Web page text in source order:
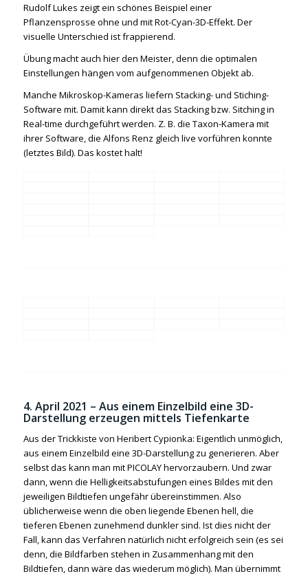
Rudolf Lukes zeigt ein schönes Beispiel einer
Pflanzensprosse ohne und mit Rot-Cyan-3D-Effekt. Der
visuelle Unterschied ist frappierend.
Übung macht auch hier den Meister, denn die optimalen
Einstellungen hängen vom aufgenommenen Objekt ab.
Manche Mikroskop-Kameras liefern Stacking- und Stiching-
Software mit. Damit kann direkt das Stacking bzw. Sitching in
Real-time durchgeführt werden. Z. B. die Taxon-Kamera mit
ihrer Software, die Alfons Renz gleich live vorführen konnte
(letztes Bild). Das kostet halt!
4. April 2021 – Aus einem Einzelbild eine 3D-
Darstellung erzeugen mittels Tiefenkarte
Aus der Trickkiste von Heribert Cypionka: Eigentlich unmöglich,
aus einem Einzelbild eine 3D-Darstellung zu generieren. Aber
selbst das kann man mit PICOLAY hervorzaubern. Und zwar
dann, wenn die Helligkeitsabstufungen eines Bildes mit den
jeweiligen Bildtiefen ungefähr übereinstimmen. Also
üblicherweise wenn die oben liegende Ebenen hell, die
tieferen Ebenen zunehmend dunkler sind. Ist dies nicht der
Fall, kann das Verfahren natürlich nicht erfolgreich sein (es sei
denn, die Bildfarben stehen in Zusammenhang mit den
Bildtiefen, dann wäre das wiederum möglich). Man übernimmt